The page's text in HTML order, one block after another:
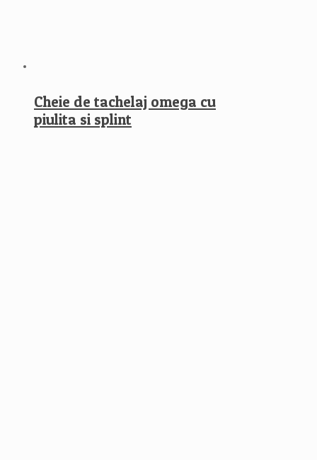
Cheie de tachelaj omega cu
piulita si splint